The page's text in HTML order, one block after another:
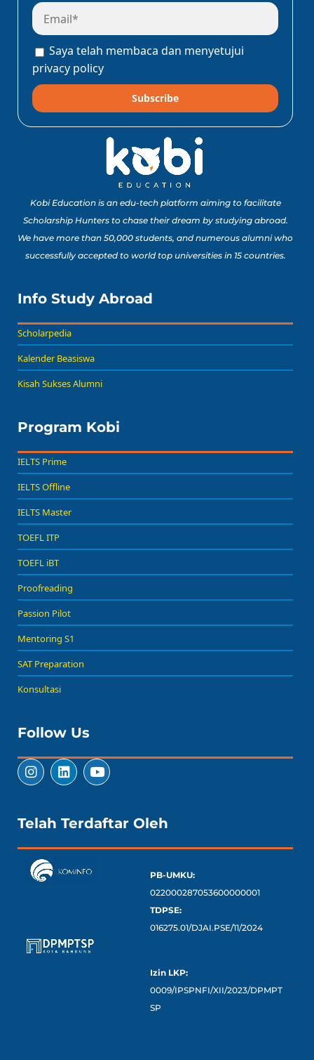
Edukatif ke Jepang!
10 Lomba Jurusan
Matematika untuk
Portofolio Anak SMA
Buat Study Abroad Yang
8 Lomba Jurusan
Psikologi untuk
Buat Persiapan Study
Baca Sekarang!
Saya telah membaca dan menyetujui
privacy policy
Subscribe
Kobi Education is an edu-tech platform aiming to facilitate
Scholarship Hunters to chase their dream by studying abroad.
We have more than 50,000 students, and numerous alumni who
successfully accepted to world top universities in 15 countries.
Info Study Abroad
Scholarpedia
Kalender Beasiswa
Kisah Sukses Alumni
Program Kobi
IELTS Prime
IELTS Offline
IELTS Master
TOEFL ITP
TOEFL iBT
Proofreading
Passion Pilot
Mentoring S1
SAT Preparation
Konsultasi
Follow Us
Telah Terdaftar Oleh
PB-UMKU:
022000287053600000001
TDPSE:
016275.01/DJAI.PSE/11/2024
Izin LKP:
0009/IPSPNFI/XII/2023/DPMPT
SP